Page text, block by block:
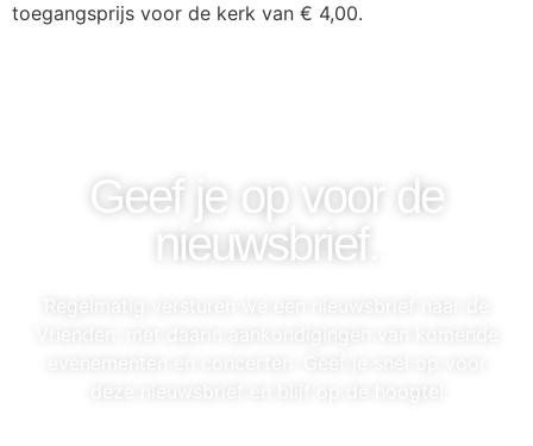
toegangsprijs voor de kerk van € 4,00.
Geef je op voor de
nieuwsbrief.